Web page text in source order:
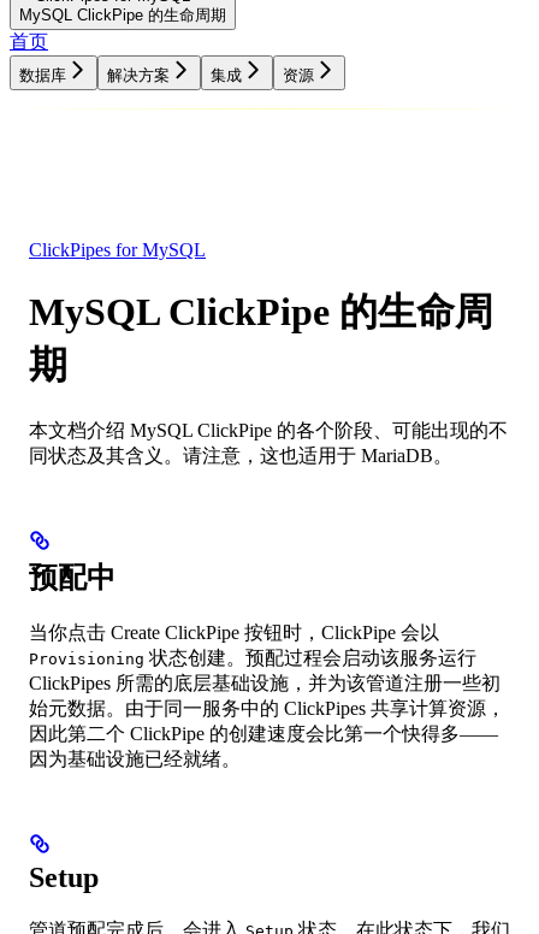
MySQL ClickPipe 的生命周期
首页
数据库 解决方案 集成 资源
ClickPipes for MySQL
MySQL ClickPipe 的生命周
期
本文档介绍 MySQL ClickPipe 的各个阶段、可能出现的不
同状态及其含义。请注意，这也适用于 MariaDB。
预配中
当你点击 Create ClickPipe 按钮时，ClickPipe 会以
Provisioning 状态创建。预配过程会启动该服务运行
ClickPipes 所需的底层基础设施，并为该管道注册一些初
始元数据。由于同一服务中的 ClickPipes 共享计算资源，
因此第二个 ClickPipe 的创建速度会比第一个快得多——
因为基础设施已经就绪。
Setup
管道预配完成后，会进入
状态。在此状态下，我们